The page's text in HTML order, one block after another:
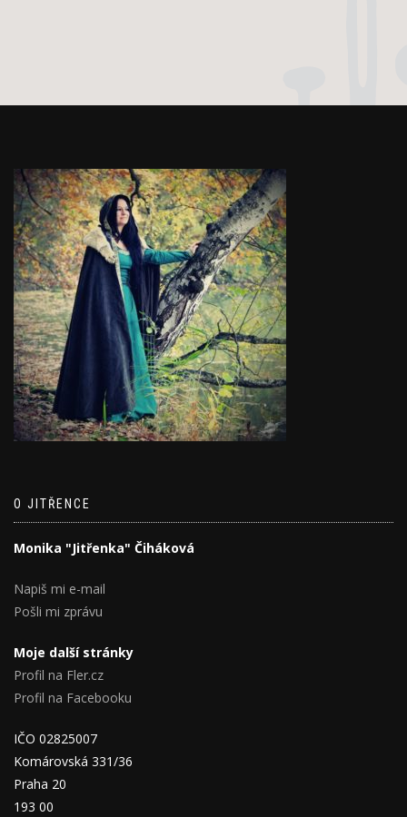
O JITŘENCE
Monika "Jitřenka" Čiháková
Napiš mi e-mail
Pošli mi zprávu
Moje další stránky
Profil na Fler.cz
Profil na Facebooku
IČO 02825007
Komárovská 331/36
Praha 20
193 00